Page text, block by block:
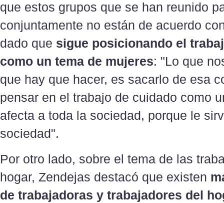
que estos grupos que se han reunido
conjuntamente no están de acuerdo
dado que sigue posicionando el
como un tema de mujeres: "Lo que
que hay que hacer, es sacarlo de esa
pensar en el trabajo de cuidado como
afecta a toda la sociedad, porque le
sociedad".
Por otro lado, sobre el tema de las
hogar, Zendejas destacó que existen
de trabajadoras y trabajadores del